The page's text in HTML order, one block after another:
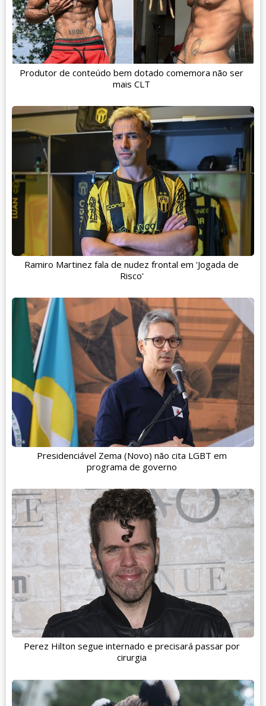
Produtor de conteúdo bem dotado comemora não ser
mais CLT
Ramiro Martinez fala de nudez frontal em 'Jogada de
Risco'
Presidenciável Zema (Novo) não cita LGBT em
programa de governo
Perez Hilton segue internado e precisará passar por
cirurgia